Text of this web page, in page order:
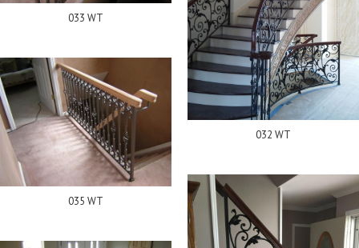
033 WT
035 WT
032 WT